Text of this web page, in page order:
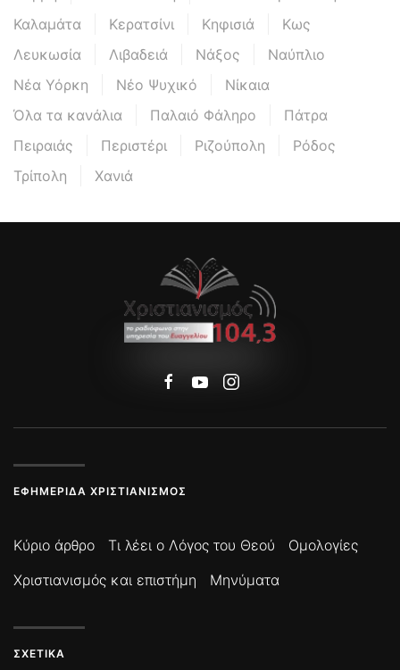
Καλαμάτα
Κερατσίνι Κηφισιά
Κως
Λευκωσία
Λιβαδειά Νάξος
Ναύπλιο
Νέα Υόρκη
Νέο Ψυχικό
Νίκαια
Όλα τα κανάλια
Παλαιό Φάληρο
Πάτρα
Πειραιάς
Περιστέρι Ριζούπολη
Ρόδος
Τρίπολη
Χανιά
ΕΦΗΜΕΡΊΔΑ ΧΡΙΣΤΙΑΝΙΣΜΌΣ
Κύριο άρθρο Τι λέει ο Λόγος του Θεού
Ομολογίες
Χριστιανισμός και επιστήμη
Μηνύματα
ΣΧΕΤΙΚΆ